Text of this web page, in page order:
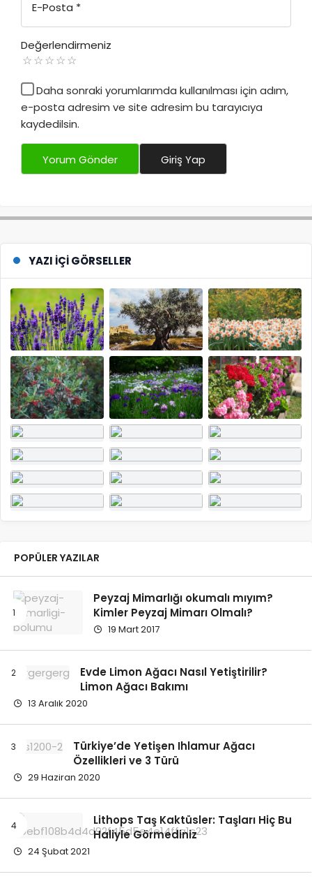
E-Posta *
Değerlendirmeniz
Daha sonraki yorumlarımda kullanılması için adım,
e-posta adresim ve site adresim bu tarayıcıya
kaydedilsin.
Yorum Gönder Giriş Yap
YAZI İÇI GÖRSELLER
POPÜLER YAZILAR
Peyzaj Mimarlığı okumalı mıyım?
Kimler Peyzaj Mimarı Olmalı?
19 Mart 2017
Evde Limon Ağacı Nasıl Yetiştirilir?
Limon Ağacı Bakımı
13 Aralık 2020
Türkiye’de Yetişen Ihlamur Ağacı
Özellikleri ve 3 Türü
29 Haziran 2020
Lithops Taş Kaktüsler: Taşları Hiç Bu
Haliyle Görmediniz
24 Şubat 2021